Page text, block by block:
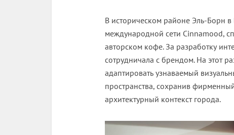
В историческом районе Эль-Борн
международной сети Cinnamood,
авторском кофе. За разработку
сотрудничала с брендом. На этот
адаптировать узнаваемый
пространства, сохранив
архитектурный контекст города.